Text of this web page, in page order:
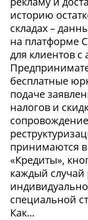
историю
складах –
на платформе
для клиентов
бесплатные
подаче
налогов и
принимаются в
«Кредиты»,
каждый случай
специальной
Как...